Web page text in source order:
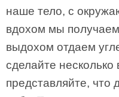
наше тело, с
вдохом мы
выдохом отдаем
сделайте
представляйте, что